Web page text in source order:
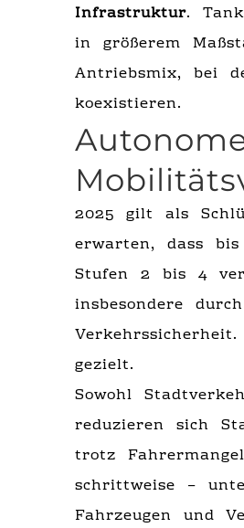
Infrastruktur.
in größerem
Antriebsmix, bei
koexistieren.
2025 gilt als
erwarten, dass
Stufen 2 bis 4
insbesondere durch
gezielt.
Sowohl
reduzieren sich
trotz
schrittweise –
Fahrzeugen und